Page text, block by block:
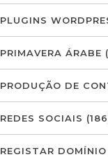
PLUGINS
PRIMAVERA ÁRABE
PRODUÇÃO DE
REDES SOCIAIS
REGISTAR DOMÍNIO